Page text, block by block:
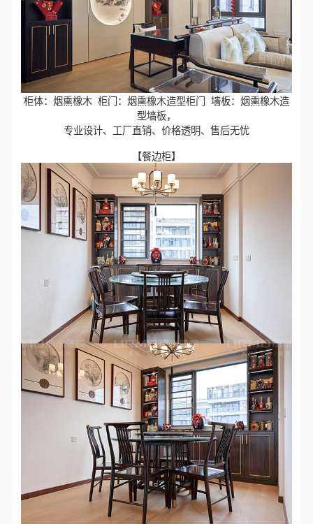
柜体：烟熏橡木 柜门：烟熏橡木造型柜门 墙板：烟熏橡木造
型墙板，
专业设计、工厂直销、价格透明、售后无忧
【餐边柜】